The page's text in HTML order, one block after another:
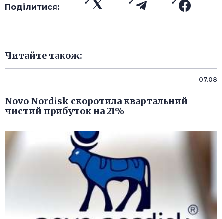
Поділитися:
Читайте також:
07.08
Novo Nordisk скоротила квартальний
чистий прибуток на 21%